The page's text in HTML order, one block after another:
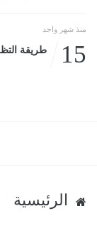
منذ شهر واحد
15 طريقة
الرئيسية